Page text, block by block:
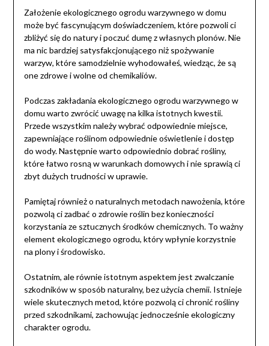
Założenie ekologicznego ogrodu warzywnego w domu
może być fascynującym doświadczeniem, które pozwoli ci
zbliżyć się do natury i poczuć dumę z własnych plonów. Nie
ma nic bardziej satysfakcjonującego niż spożywanie
warzyw, które samodzielnie wyhodowałeś, wiedząc, że są
one zdrowe i wolne od chemikaliów.
Podczas zakładania ekologicznego ogrodu warzywnego w
domu warto zwrócić uwagę na kilka istotnych kwestii.
Przede wszystkim należy wybrać odpowiednie miejsce,
zapewniające roślinom odpowiednie oświetlenie i dostęp
do wody. Następnie warto odpowiednio dobrać rośliny,
które łatwo rosną w warunkach domowych i nie sprawią ci
zbyt dużych trudności w uprawie.
Pamiętaj również o naturalnych metodach nawożenia, które
pozwolą ci zadbać o zdrowie roślin bez konieczności
korzystania ze sztucznych środków chemicznych. To ważny
element ekologicznego ogrodu, który wpłynie korzystnie
na plony i środowisko.
Ostatnim, ale równie istotnym aspektem jest zwalczanie
szkodników w sposób naturalny, bez użycia chemii. Istnieje
wiele skutecznych metod, które pozwolą ci chronić rośliny
przed szkodnikami, zachowując jednocześnie ekologiczny
charakter ogrodu.